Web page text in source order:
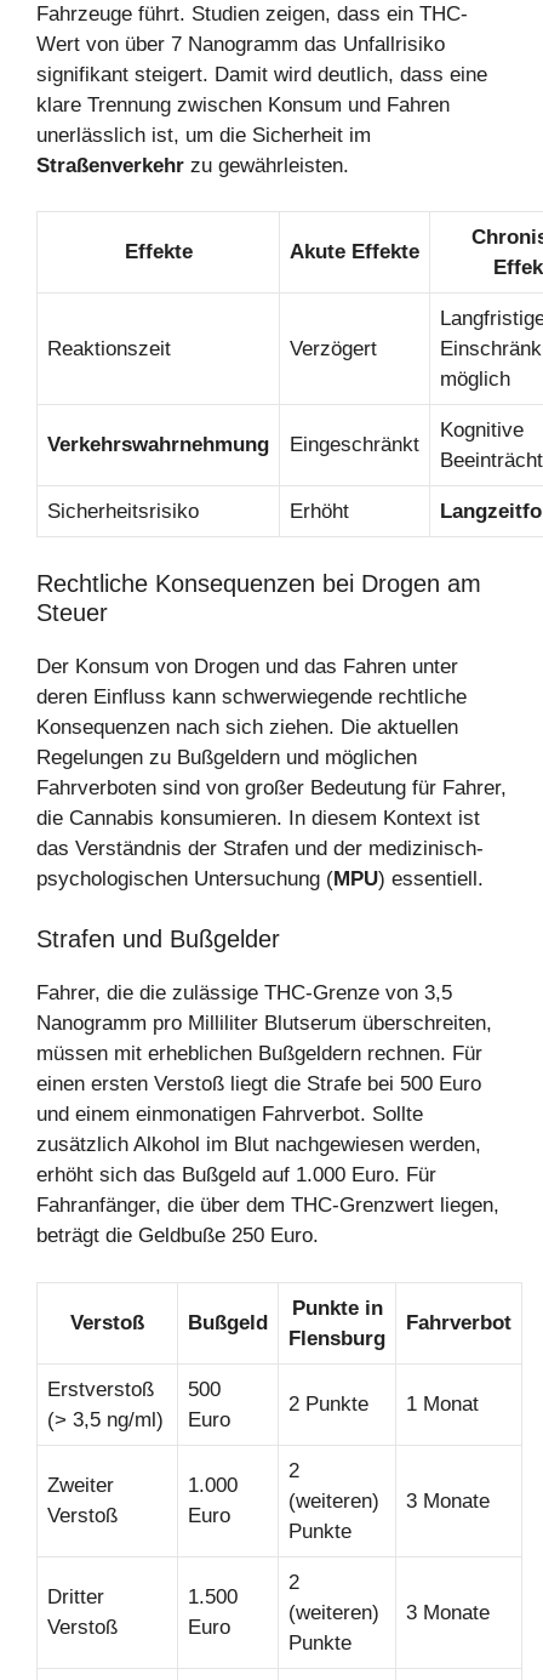
Fahrzeuge führt. Studien zeigen, dass ein THC-
Wert von über 7 Nanogramm das Unfallrisiko
signifikant steigert. Damit wird deutlich, dass eine
klare Trennung zwischen Konsum und Fahren
unerlässlich ist, um die Sicherheit im
Straßenverkehr zu gewährleisten.
Effekte Akute Effekte
Reaktionszeit Verzögert
möglich
Verkehrswahrnehmung Eingeschränkt
Kognitive
Sicherheitsrisiko Erhöht
Rechtliche Konsequenzen bei Drogen am
Steuer
Der Konsum von Drogen und das Fahren unter
deren Einfluss kann schwerwiegende rechtliche
Konsequenzen nach sich ziehen. Die aktuellen
Regelungen zu Bußgeldern und möglichen
Fahrverboten sind von großer Bedeutung für Fahrer,
die Cannabis konsumieren. In diesem Kontext ist
das Verständnis der Strafen und der medizinisch-
psychologischen Untersuchung (MPU) essentiell.
Strafen und Bußgelder
Fahrer, die die zulässige THC-Grenze von 3,5
Nanogramm pro Milliliter Blutserum überschreiten,
müssen mit erheblichen Bußgeldern rechnen. Für
einen ersten Verstoß liegt die Strafe bei 500 Euro
und einem einmonatigen Fahrverbot. Sollte
zusätzlich Alkohol im Blut nachgewiesen werden,
erhöht sich das Bußgeld auf 1.000 Euro. Für
Fahranfänger, die über dem THC-Grenzwert liegen,
beträgt die Geldbuße 250 Euro.
Verstoß Bußgeld
Punkte in
Flensburg
Fahrverbot
Erstverstoß
(> 3,5 ng/ml)
500
Euro
2 Punkte 1 Monat
Zweiter
Verstoß
1.000
Euro
2
(weiteren)
Punkte
3 Monate
Dritter
Verstoß
1.500
Euro
2
(weiteren)
Punkte
3 Monate